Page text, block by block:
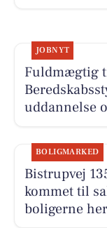
JOBNYT
Fuldmægtig
uddannelse
BOLIGMARKED
Bistrupvej
kommet til
boligerne